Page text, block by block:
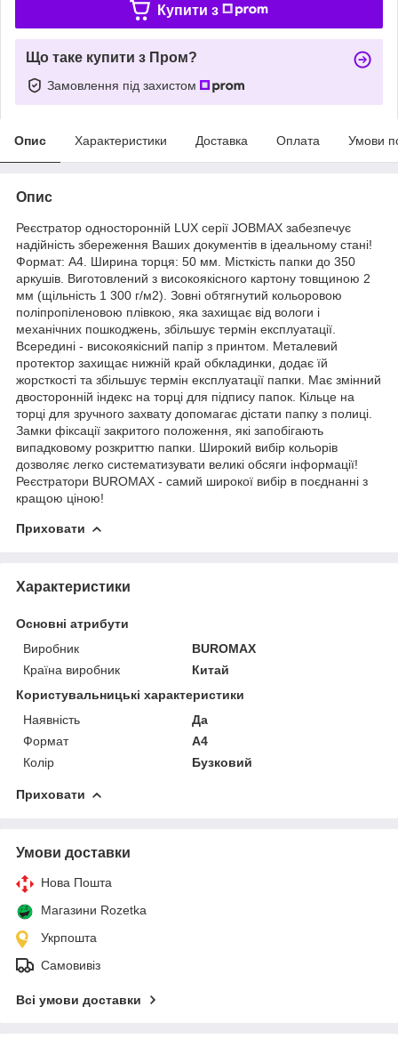
Купити з
Що таке купити з Пром?
Замовлення під захистом
Опис Характеристики Доставка Оплата Умови
Опис
Реєстратор односторонній LUX серії JOBMAX забезпечує
надійність збереження Ваших документів в ідеальному стані!
Формат: А4. Ширина торця: 50 мм. Місткість папки до 350
аркушів. Виготовлений з високоякісного картону товщиною 2
мм (щільність 1 300 г/м2). Зовні обтягнутий кольоровою
поліпропіленовою плівкою, яка захищає від вологи і
механічних пошкоджень, збільшує термін експлуатації.
Всередині - високоякісний папір з принтом. Металевий
протектор захищає нижній край обкладинки, додає їй
жорсткості та збільшує термін експлуатації папки. Має змінний
двосторонній індекс на торці для підпису папок. Кільце на
торці для зручного захвату допомагає дістати папку з полиці.
Замки фіксації закритого положення, які запобігають
випадковому розкриттю папки. Широкий вибір кольорів
дозволяє легко систематизувати великі обсяги інформації!
Реєстратори BUROMAX - самий широкої вибір в поєднанні з
кращою ціною!
Приховати
Характеристики
Основні атрибути
Виробник
BUROMAX
Країна виробник
Китай
Користувальницькі характеристики
Наявність
Да
Формат
A4
Колір
Бузковий
Приховати
Умови доставки
Нова Пошта
Магазини Rozetka
Укрпошта
Самовивіз
Всі умови доставки